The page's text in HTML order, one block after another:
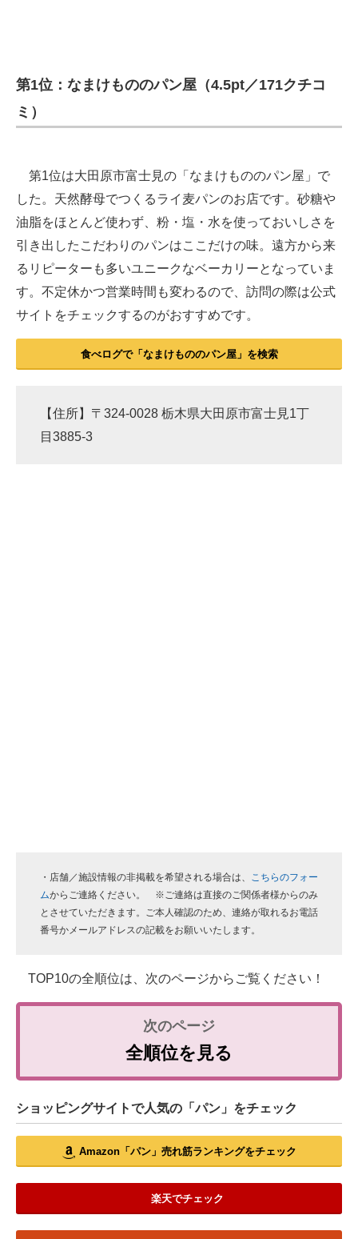
第1位：なまけもののパン屋（4.5pt／171クチコ
ミ）
第1位は大田原市富士見の「なまけもののパン屋」で
した。天然酵母でつくるライ麦パンのお店です。砂糖や
油脂をほとんど使わず、粉・塩・水を使っておいしさを
引き出したこだわりのパンはここだけの味。遠方から来
るリピーターも多いユニークなベーカリーとなっていま
す。不定休かつ営業時間も変わるので、訪問の際は公式
サイトをチェックするのがおすすめです。
食べログで「なまけもののパン屋」を検索
【住所】〒324-0028 栃木県大田原市富士見1丁
目3885-3
・店舗／施設情報の非掲載を希望される場合は、 こちらのフォー
ムからご連絡ください。 ※ご連絡は直接のご関係者様からのみ
とさせていただきます。ご本人確認のため、連絡が取れるお電話
番号かメールアドレスの記載をお願いいたします。
TOP10の全順位は、次のページからご覧ください！
全順位を見る
ショッピングサイトで人気の「パン」をチェック
Amazon「パン」売れ筋ランキングをチェック
楽天でチェック